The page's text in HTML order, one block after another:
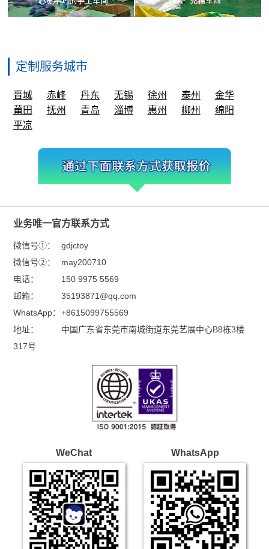
定制服务城市
晋城 赤峰 丹东 无锡 徐州 泰州
金华
莆田
抚州 青岛 淄博 惠州 柳州
绵阳
平凉
业务唯一官方联系方式
微信号①：
gdjctoy
微信号②：
may200710
电话：
150 9975 5569
邮箱：
35193871@qq.com
WhatsApp： +8615099755569
地址：
中国广东省东莞市南城街道东莞艺展中心B8栋3楼
317号
WeChat WhatsApp